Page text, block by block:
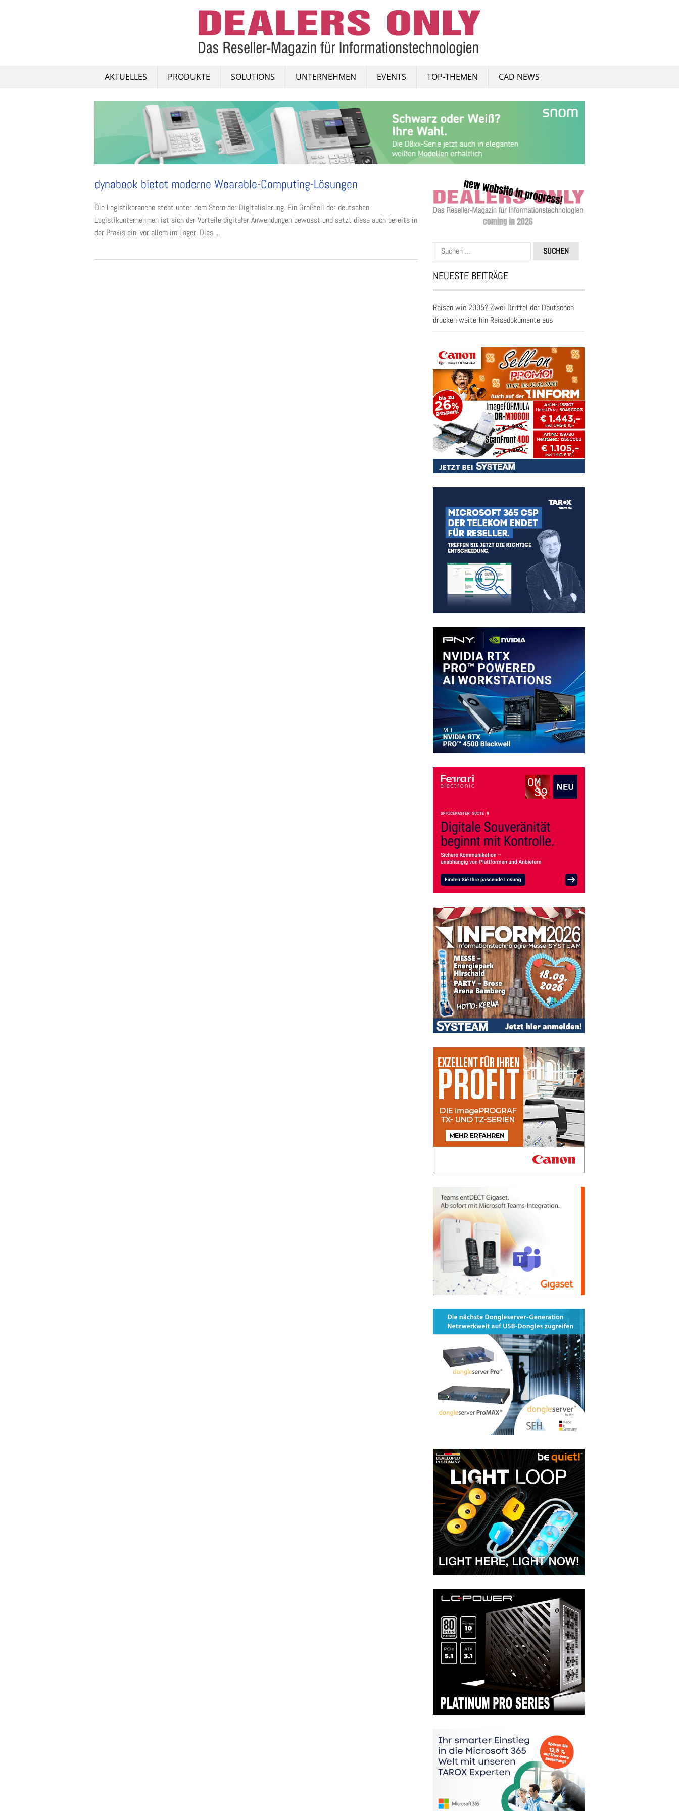
AKTUELLES PRODUKTE SOLUTIONS UNTERNEHMEN EVENTS TOP-THEMEN CAD NEWS
dynabook bietet moderne Wearable-Computing-Lösungen
Die Logistikbranche steht unter dem Stern der Digitalisierung. Ein Großteil der deutschen
Logistikunternehmen ist sich der Vorteile digitaler Anwendungen bewusst und setzt diese auch bereits in
der Praxis ein, vor allem im Lager. Dies ...
Suchen
nach:
NEUESTE BEITRÄGE
Reisen wie 2005? Zwei Drittel der Deutschen
drucken weiterhin Reisedokumente aus